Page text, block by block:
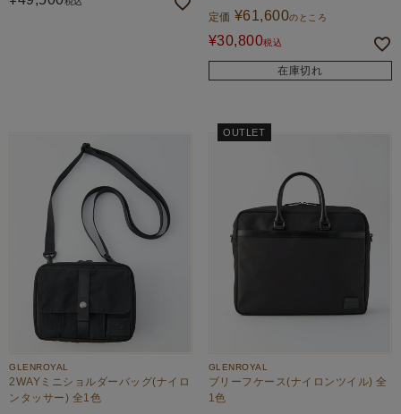
定価 ¥61,600のところ
¥30,800税込
在庫切れ
GLENROYAL
2WAYミニショルダーバッグ(ナイロ
ンタッサー) 全1色
OUTLET
GLENROYAL
ブリーフケース(ナイロンツイル) 全
1色